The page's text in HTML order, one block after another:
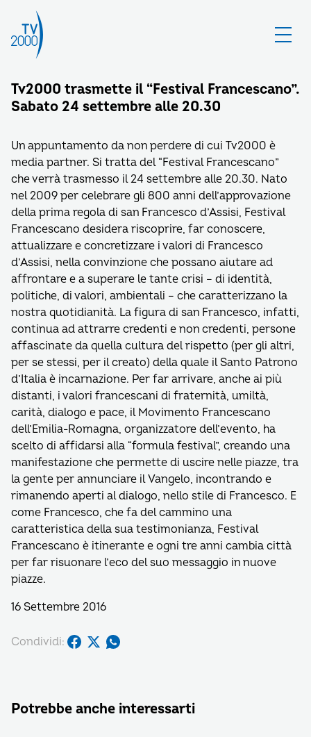
Tv2000 trasmette il “Festival Francescano”.
Sabato 24 settembre alle 20.30
Un appuntamento da non perdere di cui Tv2000 è
media partner. Si tratta del “Festival Francescano”
che verrà trasmesso il 24 settembre alle 20.30. Nato
nel 2009 per celebrare gli 800 anni dell’approvazione
della prima regola di san Francesco d’Assisi, Festival
Francescano desidera riscoprire, far conoscere,
attualizzare e concretizzare i valori di Francesco
d’Assisi, nella convinzione che possano aiutare ad
affrontare e a superare le tante crisi – di identità,
politiche, di valori, ambientali – che caratterizzano la
nostra quotidianità. La figura di san Francesco, infatti,
continua ad attrarre credenti e non credenti, persone
affascinate da quella cultura del rispetto (per gli altri,
per se stessi, per il creato) della quale il Santo Patrono
d’Italia è incarnazione. Per far arrivare, anche ai più
distanti, i valori francescani di fraternità, umiltà,
carità, dialogo e pace, il Movimento Francescano
dell’Emilia-Romagna, organizzatore dell’evento, ha
scelto di affidarsi alla “formula festival”, creando una
manifestazione che permette di uscire nelle piazze, tra
la gente per annunciare il Vangelo, incontrando e
rimanendo aperti al dialogo, nello stile di Francesco. E
come Francesco, che fa del cammino una
caratteristica della sua testimonianza, Festival
Francescano è itinerante e ogni tre anni cambia città
per far risuonare l’eco del suo messaggio in nuove
piazze.
16 Settembre 2016
Condividi:
Potrebbe anche interessarti